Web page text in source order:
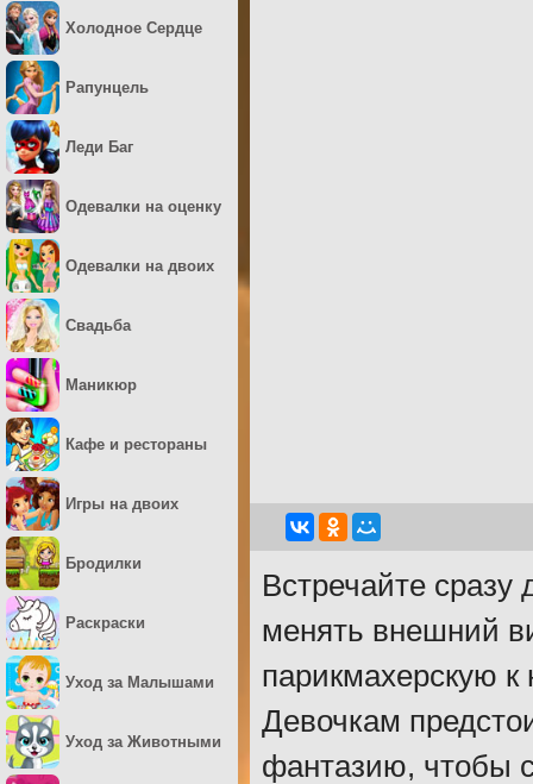
Встречайте сразу
менять внешний
парикмахерскую к
Девочкам
фантазию, чтобы
Холодное Сердце
Рапунцель
Леди Баг
Одевалки на оценку
Одевалки на двоих
Свадьба
Маникюр
Кафе и рестораны
Игры на двоих
Бродилки
Раскраски
Уход за Малышами
Уход за Животными